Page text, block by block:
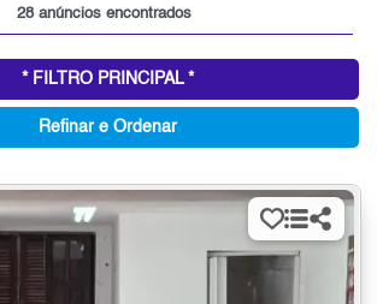
28 anúncios encontrados
* FILTRO PRINCIPAL *
Refinar e Ordenar